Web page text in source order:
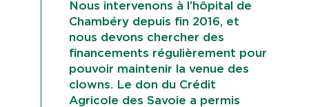
Nous intervenons à l’hôpital de
Chambéry depuis fin 2016, et
nous devons chercher des
financements régulièrement pour
pouvoir maintenir la venue des
clowns. Le don du Crédit
Agricole des Savoie a permis